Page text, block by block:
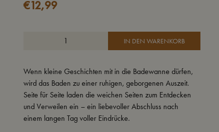
€12,99
IN DEN WARENKORB
Wenn kleine Geschichten mit in die Badewanne dürfen,
wird das Baden zu einer ruhigen, geborgenen Auszeit.
Seite für Seite laden die weichen Seiten zum Entdecken
und Verweilen ein – ein liebevoller Abschluss nach
einem langen Tag voller Eindrücke.